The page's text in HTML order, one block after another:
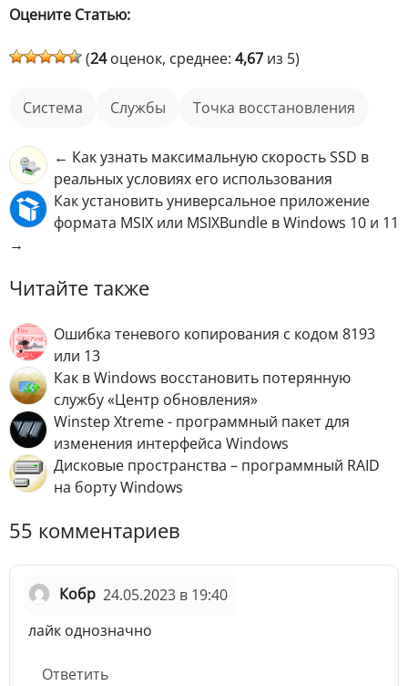
Оцените Статью:
(24оценок, среднее: 4,67 из 5)
Система службы точка восстановления
← Как узнать максимальную скорость SSD в
реальных условиях его использования
Как установить универсальное приложение
формата MSIX или MSIXBundle в Windows 10 и 11
→
Читайте также
Ошибка теневого копирования с кодом 8193
или 13
Как в Windows восстановить потерянную
службу «Центр обновления»
Winstep Xtreme - программный пакет для
изменения интерфейса Windows
Дисковые пространства – программный RAID
на борту Windows
55 комментариев
Кобр 24.05.2023 в 19:40
лайк однозначно
Ответить